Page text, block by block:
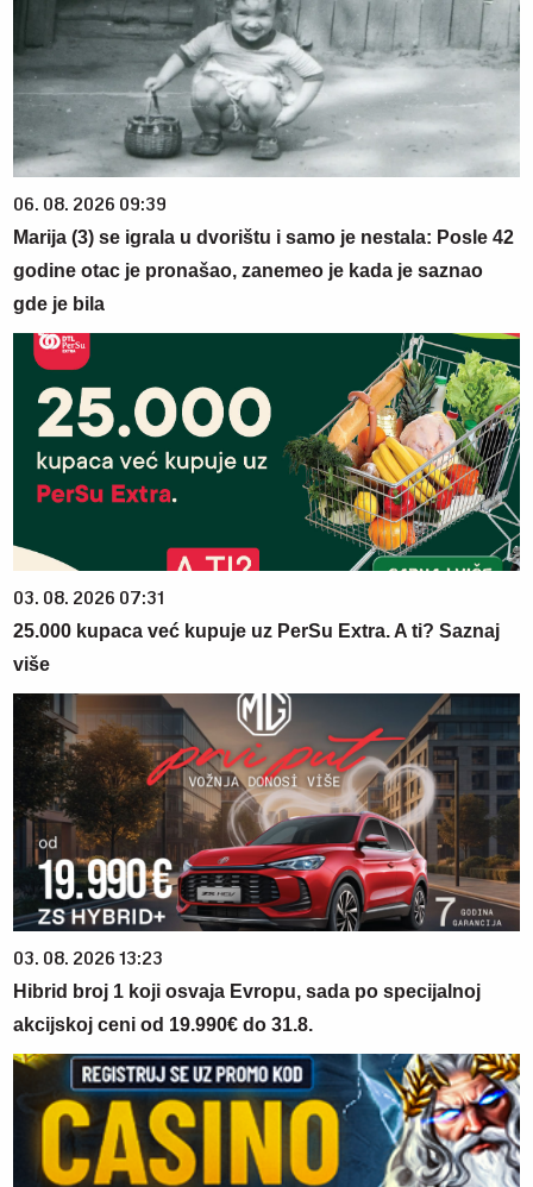
06. 08. 2026 09:39
Marija (3) se igrala u dvorištu i samo je nestala: Posle 42
godine otac je pronašao, zanemeo je kada je saznao
gde je bila
03. 08. 2026 07:31
25.000 kupaca već kupuje uz PerSu Extra. A ti? Saznaj
više
03. 08. 2026 13:23
Hibrid broj 1 koji osvaja Evropu, sada po specijalnoj
akcijskoj ceni od 19.990€ do 31.8.